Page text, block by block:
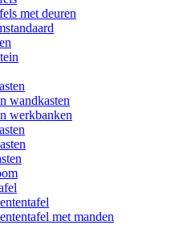
met deuren
wandkasten
werkbanken
met manden